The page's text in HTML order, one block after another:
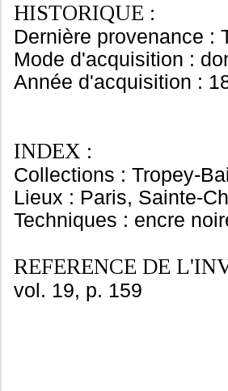
HISTORIQUE :
Dernière provenance :
Mode d'acquisition :
Année d'acquisition :
INDEX :
Collections : Tropey-
Lieux : Paris, Sainte-
Techniques : encre
REFERENCE DE
vol. 19, p. 159